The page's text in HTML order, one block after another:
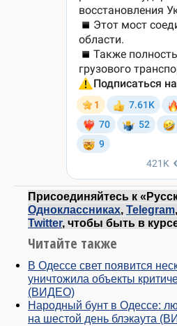
Присоединяйтесь к
Одноклассниках, Telegram,
Twitter, чтобы быть в
Читайте также
В Одессе свет появится
уничтожила объекты
(ВИДЕО)
Народный бунт в Одессе:
на шестой день блэкаута